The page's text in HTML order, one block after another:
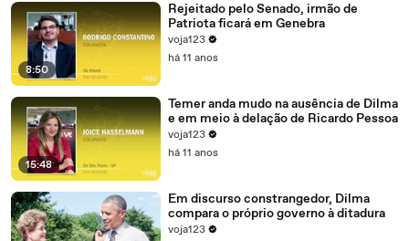
8:50
Rejeitado pelo Senado, irmão de
Patriota ficará em Genebra
voja123
há 11 anos
15:48
Temer anda mudo na ausência de Dilma
e em meio à delação de Ricardo Pessoa
voja123
há 11 anos
Em discurso constrangedor, Dilma
compara o próprio governo à ditadura
voja123